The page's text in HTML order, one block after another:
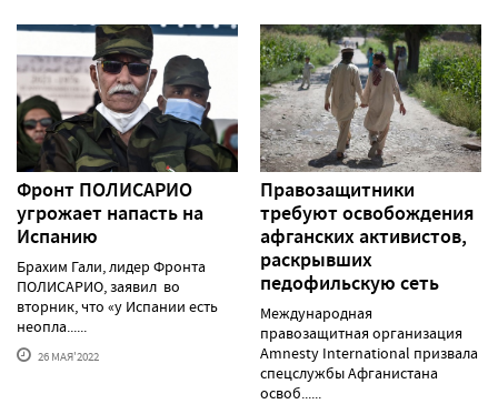
Фронт ПОЛИСАРИО
угрожает напасть на
Испанию
Брахим Гали, лидер Фронта
ПОЛИСАРИО, заявил во
вторник, что «у Испании есть
неопла......
26 МАЯ'2022
Правозащитники
требуют освобождения
афганских активистов,
раскрывших
педофильскую сеть
Международная
правозащитная организация
Amnesty International призвала
спецслужбы Афганистана
освоб......